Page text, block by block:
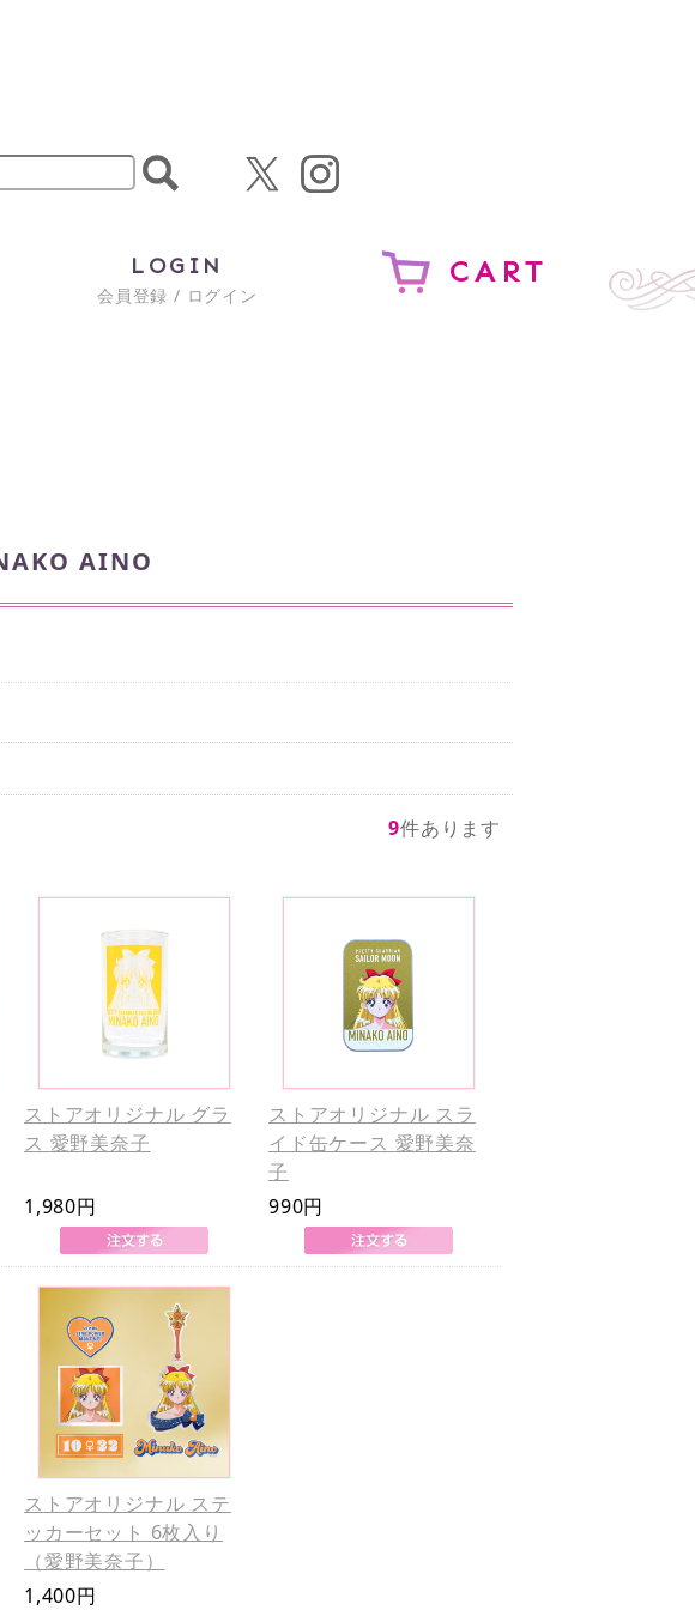
LOGIN
会員登録 / ログイン
CART
AINO
9件あります
ストアオリジナル グラ
ス 愛野美奈子
1,980円
ストアオリジナル スラ
イド缶ケース 愛野美奈
子
990円
ストアオリジナル ステ
ッカーセット 6枚入り
（愛野美奈子）
1,400円